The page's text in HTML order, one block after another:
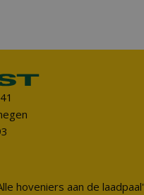
hoveniers aan de laadpaal'